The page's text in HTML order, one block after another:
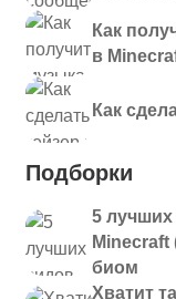
Как
в
Как
Подборки
5
биом
Хватит